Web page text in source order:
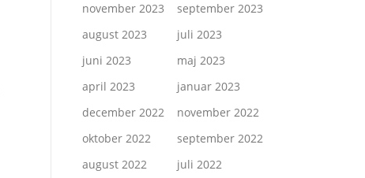
november 2023
september 2023
august 2023
juli 2023
juni 2023
maj 2023
april 2023
januar 2023
december 2022
november 2022
oktober 2022
september 2022
august 2022
juli 2022